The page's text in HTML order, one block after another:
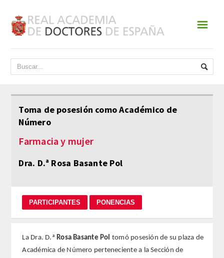
ACADEMIA
DATOS HISTÓRICOS
HISTORIA
PRESIDENTES
NORMATIVA
ESTATUTOS
REGLAMENTO
☰
Toma de posesión como Académico de
Número
Farmacia y mujer
Dra. D.ª Rosa Basante Pol
La Dra. D.ª Rosa Basante Pol tomó posesión de su plaza de
Académica de Número perteneciente a la Sección de